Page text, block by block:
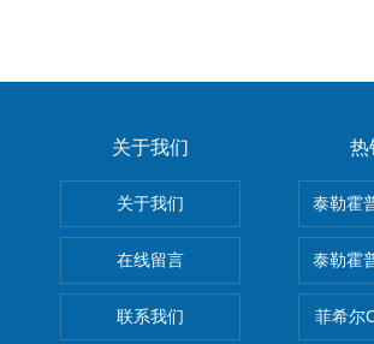
关于我们
关于我们
在线留言
联系我们
热
泰勒霍
泰勒霍
菲希尔